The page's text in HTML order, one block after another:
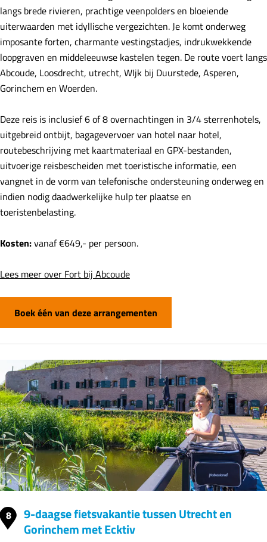
langs brede rivieren, prachtige veenpolders en bloeiende
uiterwaarden met idyllische vergezichten. Je komt onderweg
imposante forten, charmante vestingstadjes, indrukwekkende
loopgraven en middeleeuwse kastelen tegen. De route voert langs
Abcoude, Loosdrecht, utrecht, WIjk bij Duurstede, Asperen,
Gorinchem en Woerden.
Deze reis is inclusief 6 of 8 overnachtingen in 3/4 sterrenhotels,
uitgebreid ontbijt, bagagevervoer van hotel naar hotel,
routebeschrijving met kaartmateriaal en GPX-bestanden,
uitvoerige reisbescheiden met toeristische informatie, een
vangnet in de vorm van telefonische ondersteuning onderweg en
indien nodig daadwerkelijke hulp ter plaatse en
toeristenbelasting.
Kosten:vanaf €649,- per persoon.
Lees meer over Fort bij Abcoude
Boek één van deze arrangementen
8
9-daagse fietsvakantie tussen Utrecht en
Gorinchem met Ecktiv